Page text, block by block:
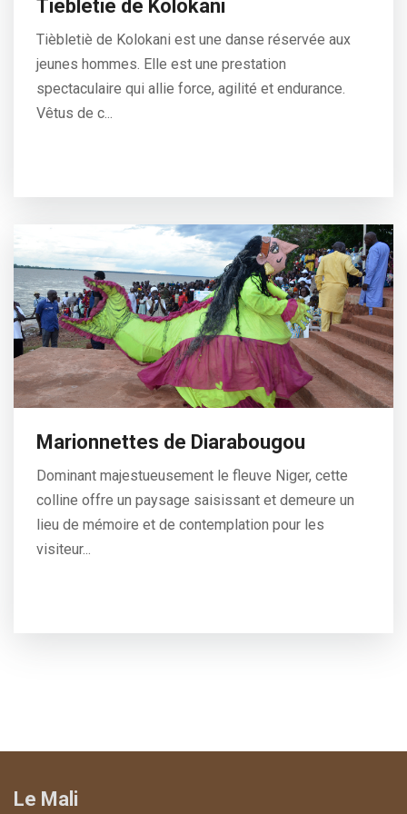
Tièbletiè de Kolokani
Tièbletiè de Kolokani est une danse réservée aux
jeunes hommes. Elle est une prestation
spectaculaire qui allie force, agilité et endurance.
Vêtus de c...
Marionnettes de Diarabougou
Dominant majestueusement le fleuve Niger, cette
colline offre un paysage saisissant et demeure un
lieu de mémoire et de contemplation pour les
visiteur...
Le Mali